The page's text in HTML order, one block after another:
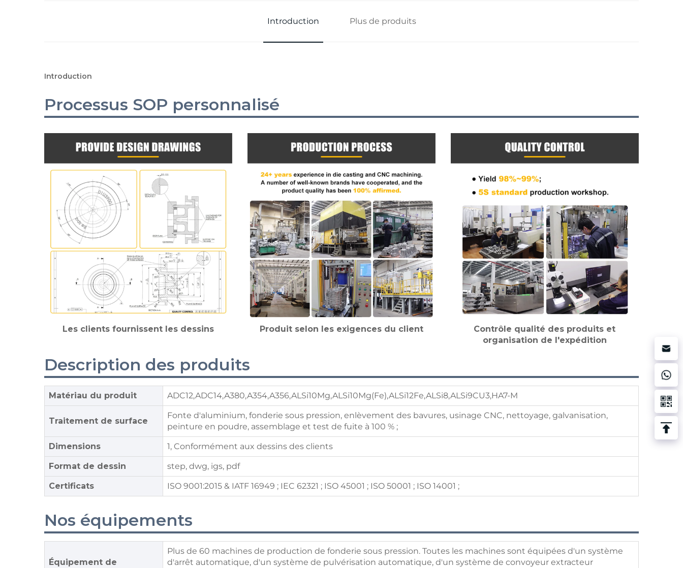
Introduction Plus de produits
Introduction
Processus SOP personnalisé
Les clients fournissent les dessins Produit selon les exigences du client
Contrôle qualité des produits et
organisation de l'expédition
Description des produits
Matériau du produit ADC12,ADC14,A380,A354,A356,ALSi10Mg,ALSi10Mg(Fe),ALSi12Fe,ALSi8,ALSi9CU3,HA7-M
Traitement de surface
Fonte d'aluminium, fonderie sous pression, enlèvement des bavures, usinage CNC, nettoyage, galvanisation,
peinture en poudre, assemblage et test de fuite à 100 % ;
Dimensions 1, Conformément aux dessins des clients
Format de dessin step, dwg, igs, pdf
Certificats ISO 9001:2015 & IATF 16949 ; IEC 62321 ; ISO 45001 ; ISO 50001 ; ISO 14001 ;
Nos équipements
Équipement de
Plus de 60 machines de production de fonderie sous pression. Toutes les machines sont équipées d'un système
d'arrêt automatique, d'un système de pulvérisation automatique, d'un système de convoyeur extracteur